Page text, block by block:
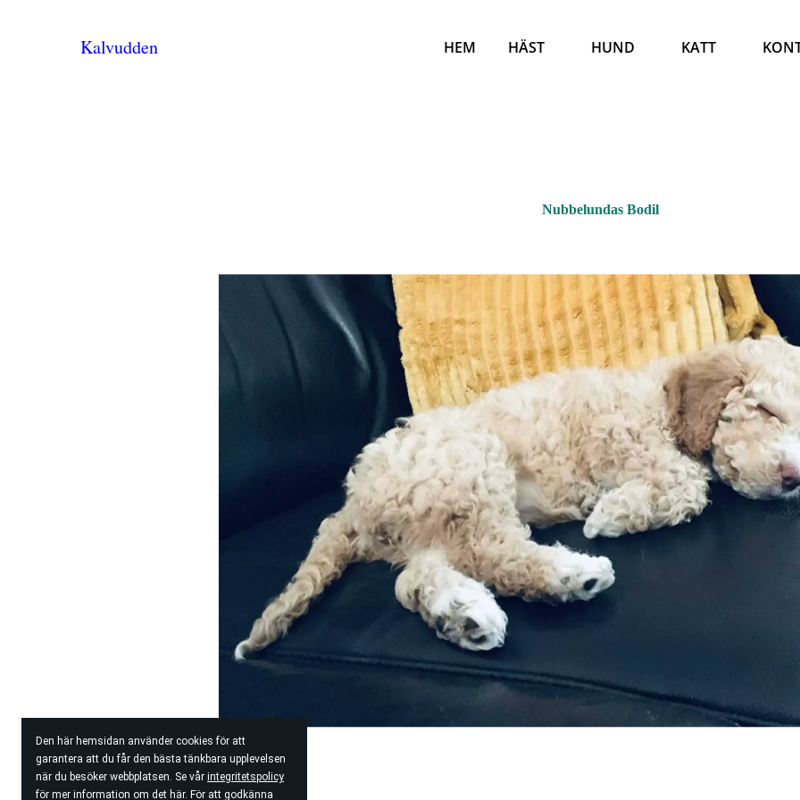
Den här hemsidan använder cookies för att
garantera att du får den bästa tänkbara upplevelsen
när du besöker webbplatsen. Se vår integritetspolicy
för mer information om det här. För att godkänna
Kalvudden HEM HÄST HUND KATT
Nubbelundas Bodil